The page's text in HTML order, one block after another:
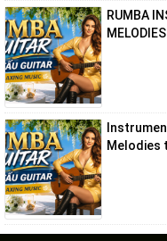
RUMBA
Melodies